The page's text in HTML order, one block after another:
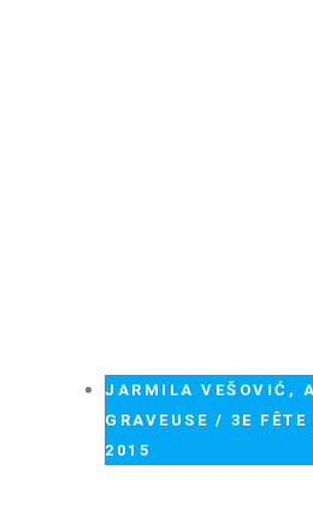
JARMILA VEŠOVIĆ,
GRAVEUSE / 3E
2015